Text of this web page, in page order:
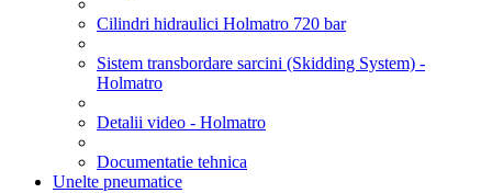
Cilindri hidraulici Holmatro 720 bar
Sistem transbordare sarcini (Skidding System) -
Holmatro
Detalii video - Holmatro
Documentatie tehnica
Unelte pneumatice